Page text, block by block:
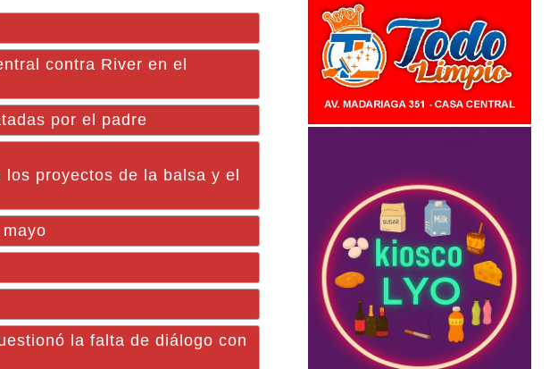
contra River en el
por el padre
proyectos de la balsa y el
la falta de diálogo con